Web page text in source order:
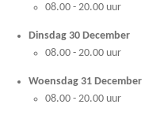
08.00 - 20.00 uur
Dinsdag 30 December
08.00 - 20.00 uur
Woensdag 31 December
08.00 - 20.00 uur